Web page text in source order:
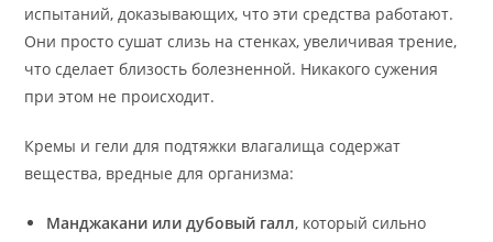
испытаний, доказывающих, что эти средства работают.
Они просто сушат слизь на стенках, увеличивая трение,
что сделает близость болезненной. Никакого сужения
при этом не происходит.
Кремы и гели для подтяжки влагалища содержат
вещества, вредные для организма:
Манджакани или дубовый галл, который сильно